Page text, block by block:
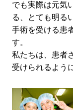
でも実際は元気
る、とても明る
手術を受ける患
す。
私たちは、患者
受けられるよう